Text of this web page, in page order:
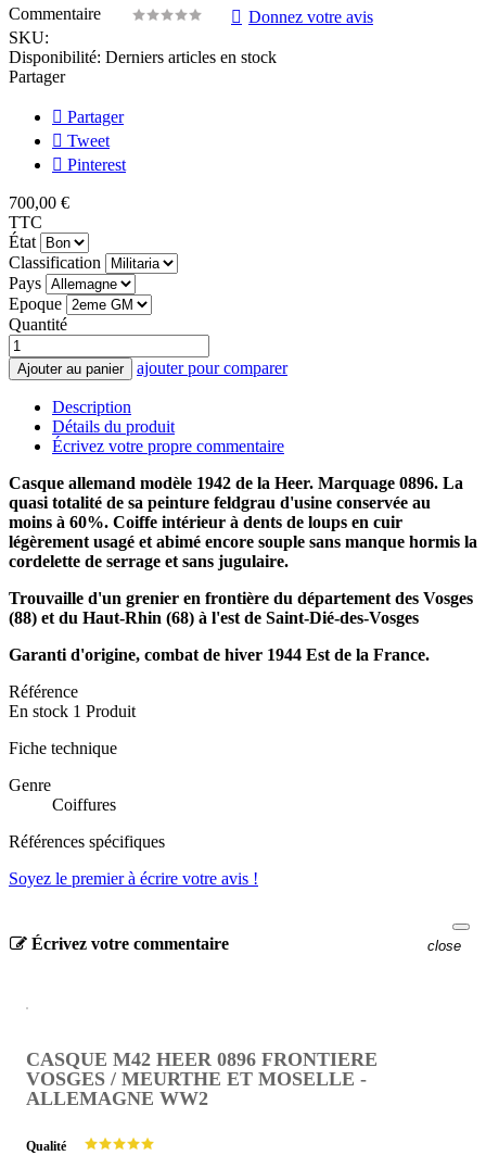
Commentaire
Donnez votre avis
SKU:
Disponibilité: Derniers articles en stock
Partager
Partager
Tweet
Pinterest
700,00 €
TTC
État
Classification
Pays
Epoque
Quantité
Ajouter au panier ajouter pour comparer
Description
Détails du produit
Écrivez votre propre commentaire
Casque allemand modèle 1942 de la Heer. Marquage 0896. La
quasi totalité de sa peinture feldgrau d'usine conservée au
moins à 60%. Coiffe intérieur à dents de loups en cuir
légèrement usagé et abimé encore souple sans manque hormis la
cordelette de serrage et sans jugulaire.
Trouvaille d'un grenier en frontière du département des Vosges
(88) et du Haut-Rhin (68) à l'est de Saint-Dié-des-Vosges
Garanti d'origine, combat de hiver 1944 Est de la France.
Référence
En stock 1 Produit
Fiche technique
Genre
Coiffures
Références spécifiques
Soyez le premier à écrire votre avis !
Écrivez votre commentaire close
CASQUE M42 HEER 0896 FRONTIERE
VOSGES / MEURTHE ET MOSELLE -
ALLEMAGNE WW2
Qualité